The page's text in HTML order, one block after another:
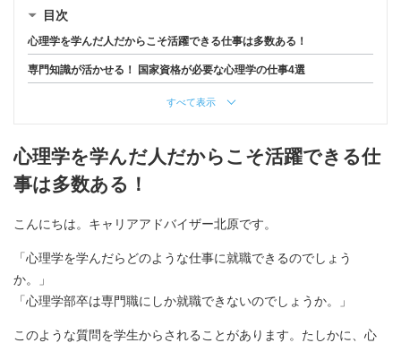
目次
心理学を学んだ人だからこそ活躍できる仕事は多数ある！
専門知識が活かせる！ 国家資格が必要な心理学の仕事4選
すべて表示
心理学を学んだ人だからこそ活躍できる仕
事は多数ある！
こんにちは。キャリアアドバイザー北原です。
「心理学を学んだらどのような仕事に就職できるのでしょう
か。」
「心理学部卒は専門職にしか就職できないのでしょうか。」
このような質問を学生からされることがあります。たしかに、心